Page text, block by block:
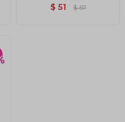
$ 51 $ 57